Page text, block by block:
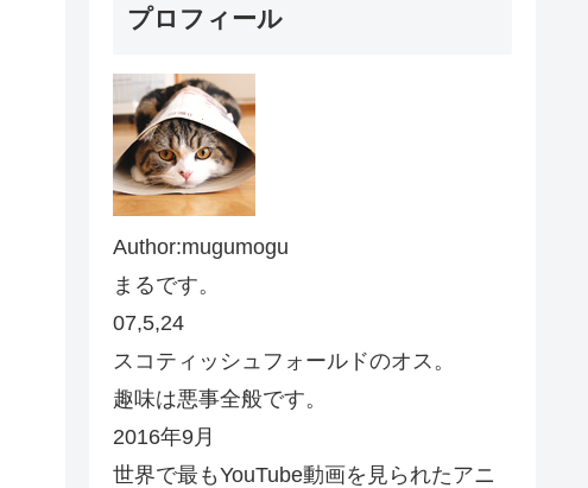
プロフィール
Author:mugumogu
まるです。
07,5,24
スコティッシュフォールドのオス。
趣味は悪事全般です。
2016年9月
世界で最もYouTube動画を見られたアニ